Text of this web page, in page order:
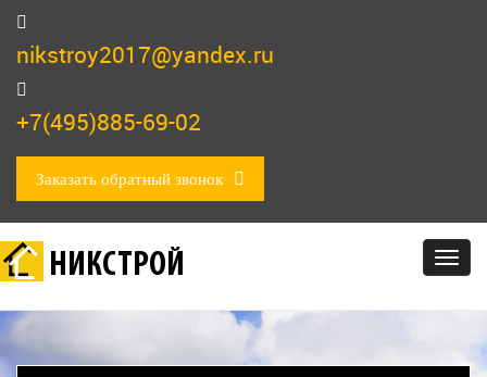
nikstroy2017@yandex.ru
+7(495)885-69-02
Заказать обратный звонок
НИКСТРОЙ